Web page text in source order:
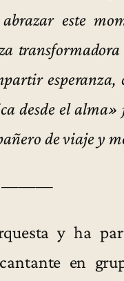
este
transformadora
esperanza,
desde el
de viaje y
———
y ha
en